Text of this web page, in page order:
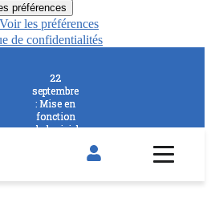
préférences
Voir les préférences
de confidentialités
22
septembre
: Mise en
fonction
du logiciel
un voilier
22
septembre
: Mise en
fonction
du logiciel
un voilier